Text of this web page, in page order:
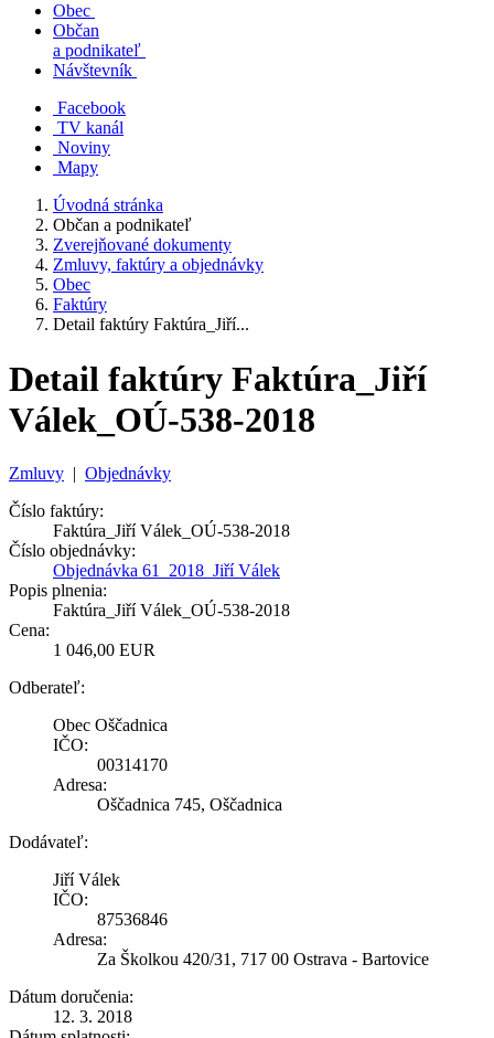
Obec
Občan
a podnikateľ
Návštevník
Facebook
TV kanál
Noviny
Mapy
Úvodná stránka
Občan a podnikateľ
Zverejňované dokumenty
Zmluvy, faktúry a objednávky
Obec
Faktúry
Detail faktúry Faktúra_Jiří...
Detail faktúry Faktúra_Jiří
Válek_OÚ-538-2018
Zmluvy | Objednávky
Číslo faktúry:
Faktúra_Jiří Válek_OÚ-538-2018
Číslo objednávky:
Objednávka 61_2018_Jiří Válek
Popis plnenia:
Faktúra_Jiří Válek_OÚ-538-2018
Cena:
1 046,00 EUR
Odberateľ:
Obec Oščadnica
IČO:
00314170
Adresa:
Oščadnica 745, Oščadnica
Dodávateľ:
Jiří Válek
IČO:
87536846
Adresa:
Za Školkou 420/31, 717 00 Ostrava - Bartovice
Dátum doručenia:
12. 3. 2018